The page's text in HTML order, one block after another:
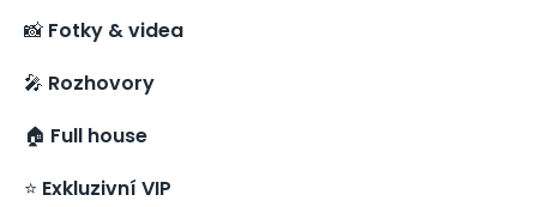
📸 Fotky & videa
🎤 Rozhovory
🏠 Full house
⭐️ Exkluzivní VIP